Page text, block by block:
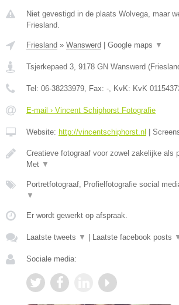
Niet gevestigd in de plaats Wolvega, maar
Friesland.
Friesland » Wanswerd | Google maps ▼
Tsjerkepaed 3 9178 GN Wanswerd (
Tel: 06-38233979 , Fax: - , KvK: KvK
E-mail › Vincent Schiphorst Fotografie
Website: http://vincentschiphorst.nl |
Creatieve fotograaf voor zowel zakelijke als
Met ▼
Portretfotograaf, Profielfotografie social
▼
Er wordt gewerkt op afspraak.
Laatste tweets ▼ | Laatste facebook posts
Sociale media: